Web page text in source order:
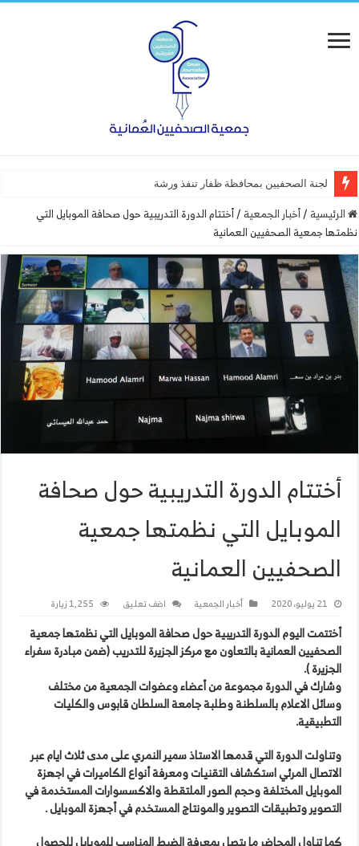
لجنة الصحفيين بمحافظة ظفار تنفذ ورشة عمل “أساسيات ا
الرئيسية /أخبار الجمعية /أختتام الدورة التدريبية حول صحافة الموبايل التي
نظمتها جمعية الصحفيين العمانية
أختتام الدورة التدريبية حول صحافة
الموبايل التي نظمتها جمعية
الصحفيين العمانية
21 يوليو، 2020 أخبار الجمعية اضف تعليق 1,255 زيارة
أختتمت اليوم الدورة التدريبية حول صحافة الموبايل التي نظمتها جمعية
الصحفيين العمانية بالتعاون مع مركز الجزيرة للتدريب (ضمن مبادرة سفراء
الجزيرة ).
وشارك في الدورة مجموعة من أعضاء وعضوات الجمعية من مختلف
وسائل الاعلام بالسلطنة وطلبة جامعة السلطان قابوس والكليات
التطبيقية.
وتناولت الدورة التي قدمها الاستاذ سمير النمري على مدى ثلاث ايام عبر
الاتصال المرئي استكشاف التقنيات ومعرفة أنواع الكاميرات في اجهزة
الموبايل المختلفة وحجم الصور الملتقطة والاكسسوارات المستخدمة في
التصوير وتطبيقات التصوير والمونتاج المستخدم في أجهزة الموبايل .
كما تناول المحاضر ما يتصل بمعرفة الضبط المناسب للموبايل للحصول